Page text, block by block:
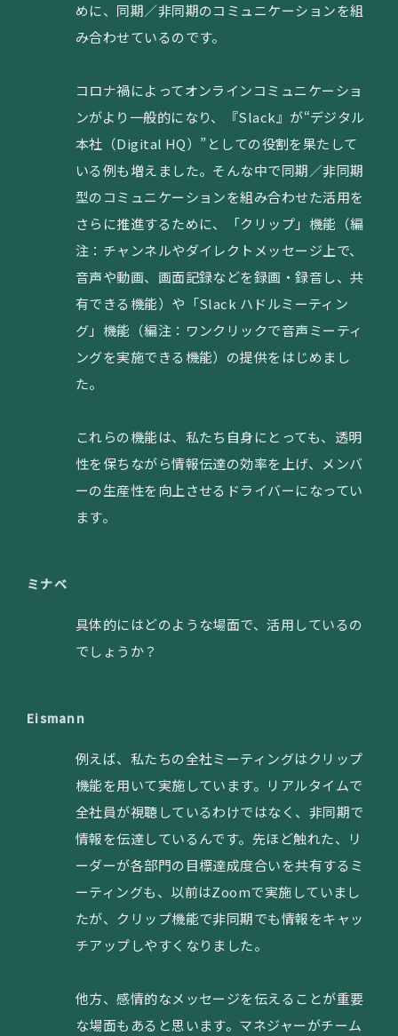
めに、同期／非同期のコミュニケーションを組
み合わせているのです。
コロナ禍によってオンラインコミュニケーショ
ンがより一般的になり、『Slack』が“デジタル
本社（Digital HQ）”としての役割を果たして
いる例も増えました。そんな中で同期／非同期
型のコミュニケーションを組み合わせた活用を
さらに推進するために、「クリップ」機能（編
注：チャンネルやダイレクトメッセージ上で、
音声や動画、画面記録などを録画・録音し、共
有できる機能）や「Slack ハドルミーティン
グ」機能（編注：ワンクリックで音声ミーティ
ングを実施できる機能）の提供をはじめまし
た。
これらの機能は、私たち自身にとっても、透明
性を保ちながら情報伝達の効率を上げ、メンバ
ーの生産性を向上させるドライバーになってい
ます。
ミナベ
具体的にはどのような場面で、活用しているの
でしょうか？
Eismann
例えば、私たちの全社ミーティングはクリップ
機能を用いて実施しています。リアルタイムで
全社員が視聴しているわけではなく、非同期で
情報を伝達しているんです。先ほど触れた、リ
ーダーが各部門の目標達成度合いを共有するミ
ーティングも、以前はZoomで実施していまし
たが、クリップ機能で非同期でも情報をキャッ
チアップしやすくなりました。
他方、感情的なメッセージを伝えることが重要
な場面もあると思います。マネジャーがチーム